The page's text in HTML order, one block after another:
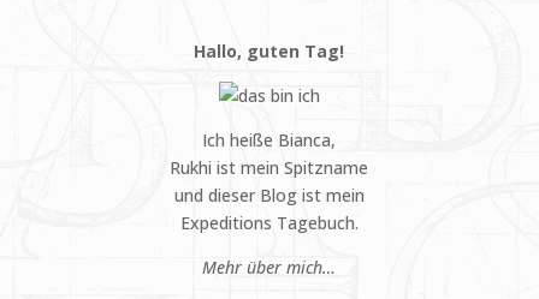
Hallo, guten Tag!
Ich heiße Bianca,
Rukhi ist mein Spitzname
und dieser Blog ist mein
Expeditions Tagebuch.
Mehr über mich…